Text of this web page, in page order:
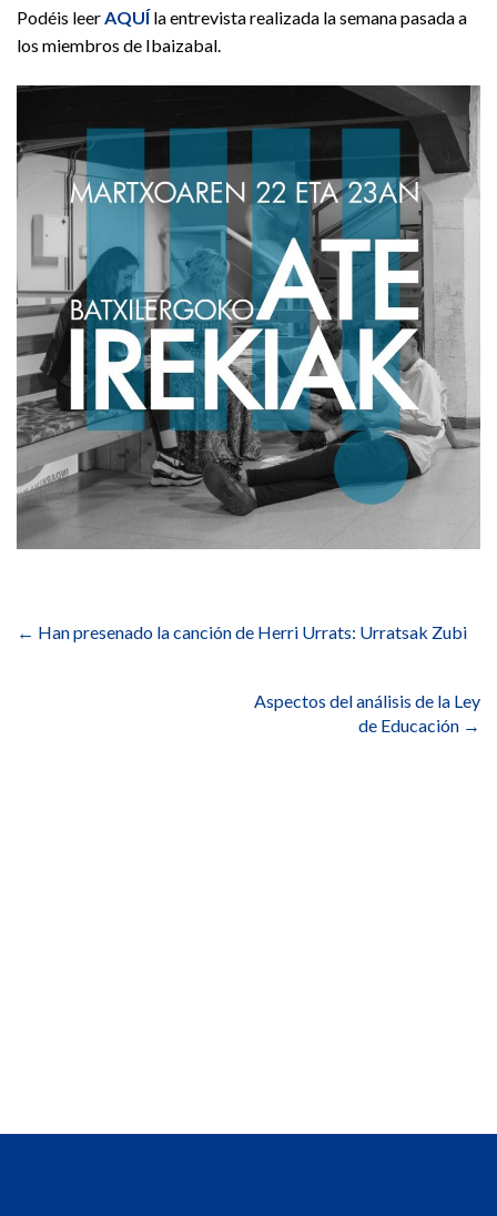
Podéis leerAQUÍ la entrevista realizada la semana pasada a
los miembros de Ibaizabal.
de
← Han presenado la canción de Herri Urrats: Urratsak Zubi
Aspectos del análisis de la Ley
de Educación →